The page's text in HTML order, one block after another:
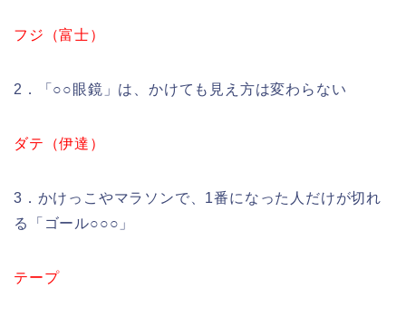
フジ（富士）
2．「○○眼鏡」は、かけても見え方は変わらない
ダテ（伊達）
3．かけっこやマラソンで、1番になった人だけが切れ
る「ゴール○○○」
テープ